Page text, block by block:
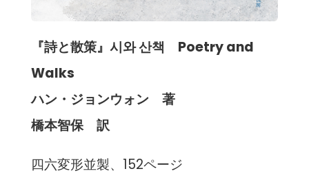
『詩と散策』시와 산책 Poetry and
Walks
ハン・ジョンウォン 著
橋本智保 訳
四六変形並製、152ページ